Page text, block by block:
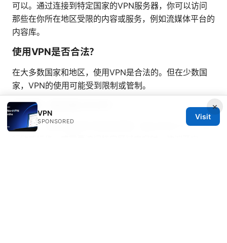
可以。通过连接到特定国家的VPN服务器，你可以访问
那些在你所在地区受限的内容或服务，例如流媒体平台的
内容库。
使用VPN是否合法？
在大多数国家和地区，使用VPN是合法的。但在少数国
家，VPN的使用可能受到限制或管制。
我需要一直挂着VPN吗？
不一定。当你连接到不信任的网络（如公共Wi-Fi）、进
×
VPN
SPONSORED
Visit